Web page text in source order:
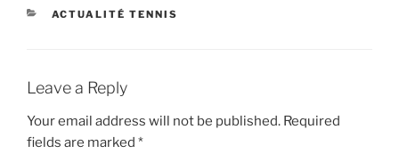
CATEGORIES
ACTUALITÉ TENNIS
Leave a Reply
Your email address will not be published. Required
fields are marked *